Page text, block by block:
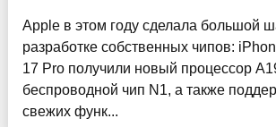
Apple в этом году сделала большой
разработке собственных чипов:
17 Pro получили новый процессор
беспроводной чип N1, а также
свежих функ...